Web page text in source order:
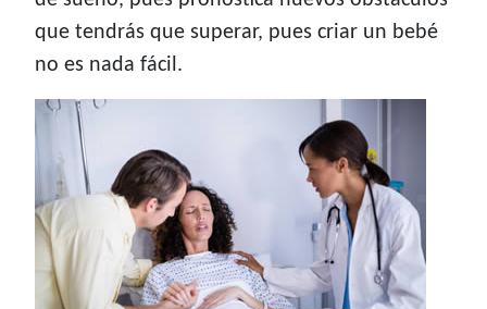
que tendrás que superar, pues criar un bebé
no es nada fácil.